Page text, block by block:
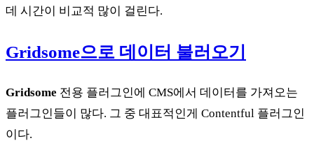
데 시간이 비교적 많이 걸린다.
Gridsome으로 데이터 불러오기
Gridsome 전용 플러그인에 CMS에서 데이터를 가져오는
플러그인들이 많다. 그 중 대표적인게 Contentful 플러그인
이다.